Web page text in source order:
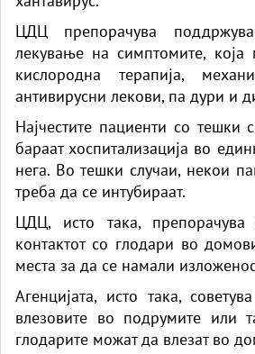
ЦДЦ препорачува
лекување на симптомите,
кислородна терапија,
антивирусни лекови, па дури и
Најчестите пациенти со
бараат хоспитализација во
нега. Во тешки случаи, некои
треба да се интубираат.
ЦДЦ, исто така,
контактот со глодари во
места за да се намали
Агенцијата, исто така,
влезовите во подрумите или
глодарите можат да влезат во